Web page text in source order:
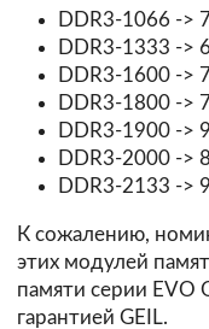
DDR3-1066 ->
DDR3-1333 ->
DDR3-1600 ->
DDR3-1800 ->
DDR3-1900 ->
DDR3-2000 ->
DDR3-2133 ->
К сожалению,
этих модулей
памяти серии EVO
гарантией GEIL.